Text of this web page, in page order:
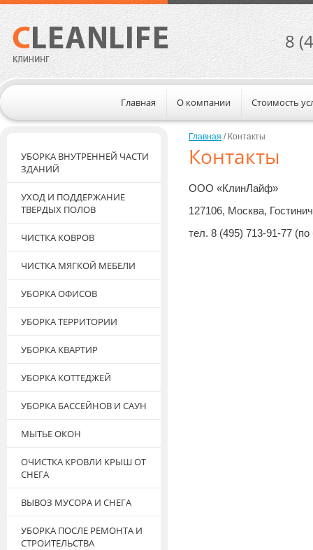
8
Главная О компании Стоимость
УБОРКА ВНУТРЕННЕЙ ЧАСТИ
ЗДАНИЙ
УХОД И ПОДДЕРЖАНИЕ
ТВЕРДЫХ ПОЛОВ
ЧИСТКА КОВРОВ
ЧИСТКА МЯГКОЙ МЕБЕЛИ
УБОРКА ОФИСОВ
УБОРКА ТЕРРИТОРИИ
УБОРКА КВАРТИР
УБОРКА КОТТЕДЖЕЙ
УБОРКА БАССЕЙНОВ И САУН
МЫТЬЕ ОКОН
ОЧИСТКА КРОВЛИ КРЫШ ОТ
СНЕГА
ВЫВОЗ МУСОРА И СНЕГА
УБОРКА ПОСЛЕ РЕМОНТА И
СТРОИТЕЛЬСТВА
Главная / Контакты
Контакты
ООО «КлинЛайф»
127106, Москва,
тел. 8 (495) 713-91-77